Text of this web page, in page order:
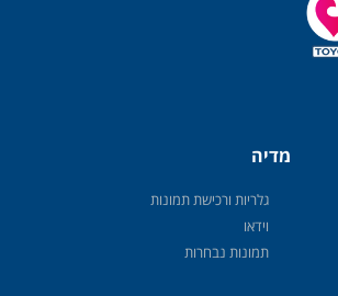
מדיה
גלריות ורכישת תמונות
וידאו
תמונות נבחרות